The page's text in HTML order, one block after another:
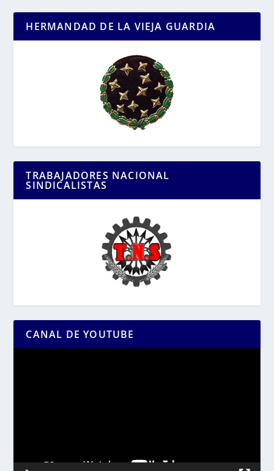
HERMANDAD DE LA VIEJA GUARDIA
TRABAJADORES NACIONAL
SINDICALISTAS
CANAL DE YOUTUBE